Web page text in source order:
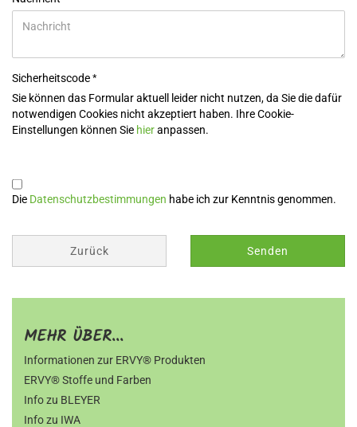
Sicherheitscode
Sie können das Formular aktuell leider nicht nutzen, da Sie die dafür
notwendigen Cookies nicht akzeptiert haben. Ihre Cookie-
Einstellungen können Sie hieranpassen.
DATENSCHUTZBESTIMMUNGEN
Die Datenschutzbestimmungen habe ich zur Kenntnis genommen.
Zurück Senden
MEHR ÜBER...
Informationen zur ERVY® Produkten
ERVY® Stoffe und Farben
Info zu BLEYER
Info zu IWA